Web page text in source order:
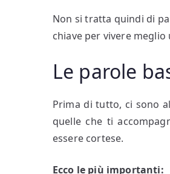
Non si tratta quindi di
chiave per vivere meglio
Le parole
Prima di tutto, ci sono
quelle che ti
essere cortese.
Ecco le più importanti: